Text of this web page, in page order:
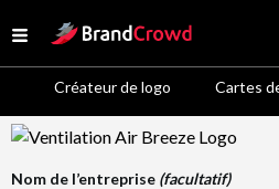
Open menu
Site Logo
Créateur de logo Cartes
Logo Template Preview
Nom de l’entreprise (facultatif)